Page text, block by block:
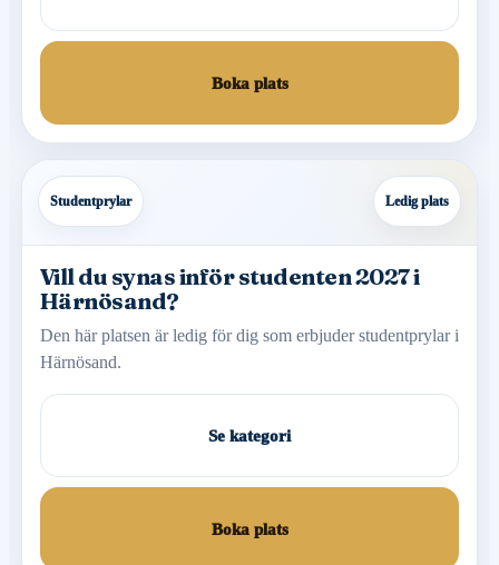
Boka plats
Studentprylar Ledig plats
Vill du synas inför studenten 2027 i
Härnösand?
Den här platsen är ledig för dig som erbjuder studentprylar i
Härnösand.
Se kategori
Boka plats